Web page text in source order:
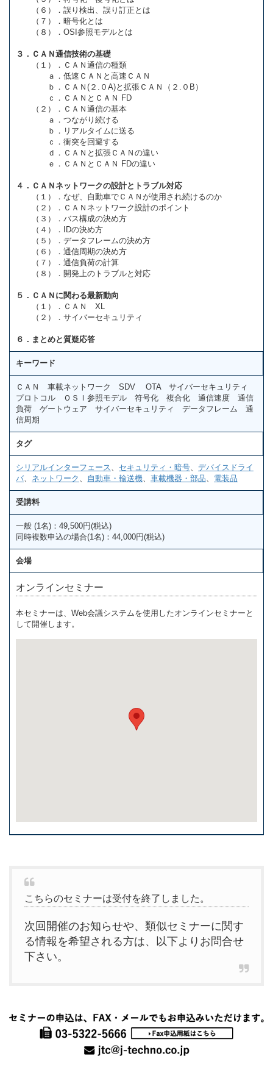
（６）．誤り検出、誤り訂正とは
（７）．暗号化とは
（８）．OSI参照モデルとは
３．ＣＡＮ通信技術の基礎
（１）．ＣＡＮ通信の種類
ａ．低速ＣＡＮと高速ＣＡＮ
ｂ．ＣＡＮ(２.０A)と拡張ＣＡＮ（２.０B）
ｃ．ＣＡＮとＣＡＮ FD
（２）．ＣＡＮ通信の基本
ａ．つながり続ける
ｂ．リアルタイムに送る
ｃ．衝突を回避する
ｄ．ＣＡＮと拡張ＣＡＮの違い
ｅ．ＣＡＮとＣＡＮ FDの違い
４．ＣＡＮネットワークの設計とトラブル対応
（１）．なぜ、自動車でＣＡＮが使用され続けるのか
（２）．ＣＡＮネットワーク設計のポイント
（３）．バス構成の決め方
（４）．IDの決め方
（５）．データフレームの決め方
（６）．通信周期の決め方
（７）．通信負荷の計算
（８）．開発上のトラブルと対応
５．ＣＡＮに関わる最新動向
（１）．ＣＡＮ XL
（２）．サイバーセキュリティ
６．まとめと質疑応答
キーワード
ＣＡＮ 車載ネットワーク SDV OTA サイバーセキュリティ
プロトコル ＯＳＩ参照モデル 符号化 複合化 通信速度 通信
負荷 ゲートウェア サイバーセキュリティ データフレーム 通
信周期
タグ
シリアルインターフェース セキュリティ・暗号
デバイスドライ
バ、 ネットワーク 自動車・輸送機 車載機器・部品 電装品
受講料
一般 (1名)：49,500円(税込)
同時複数申込の場合(1名)：44,000円(税込)
会場
オンラインセミナー
本セミナーは、Web会議システムを使用したオンラインセミナーと
して開催します。
こちらのセミナーは受付を終了しました。
次回開催のお知らせや、類似セミナーに関す
る情報を希望される方は、以下よりお問合せ
下さい。